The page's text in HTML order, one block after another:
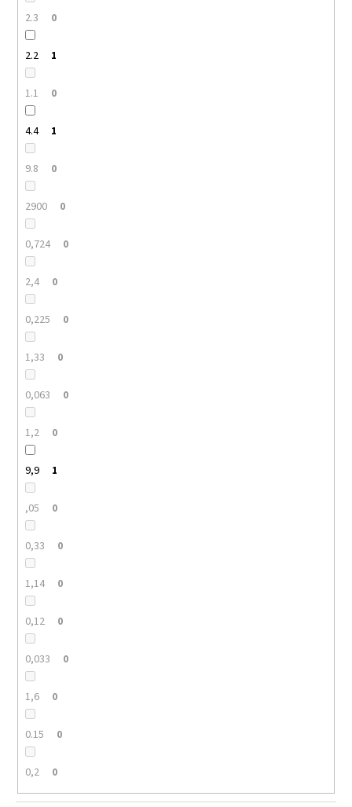
2.3 0
2.2 1
1.1 0
4.4 1
9.8 0
2900 0
0,724 0
2,4 0
0,225 0
1,33 0
0,063 0
1,2 0
9,9 1
,05 0
0,33 0
1,14 0
0,12 0
0,033 0
1,6 0
0.15 0
0,2 0